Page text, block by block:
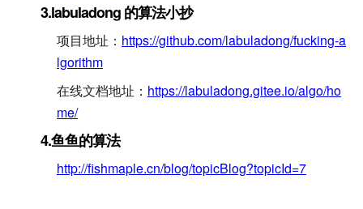
3.labuladong 的算法小抄
项目地址： https://github.com/labuladong/fucking-a
lgorithm
在线文档地址： https://labuladong.gitee.io/algo/ho
me/
4.鱼鱼的算法
http://fishmaple.cn/blog/topicBlog?topicId=7